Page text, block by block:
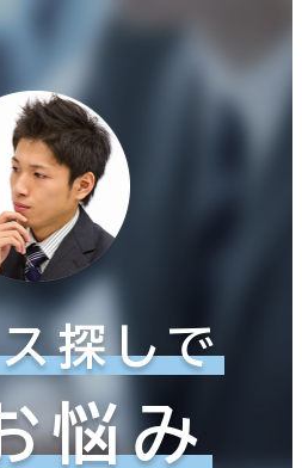
探しで
悩み